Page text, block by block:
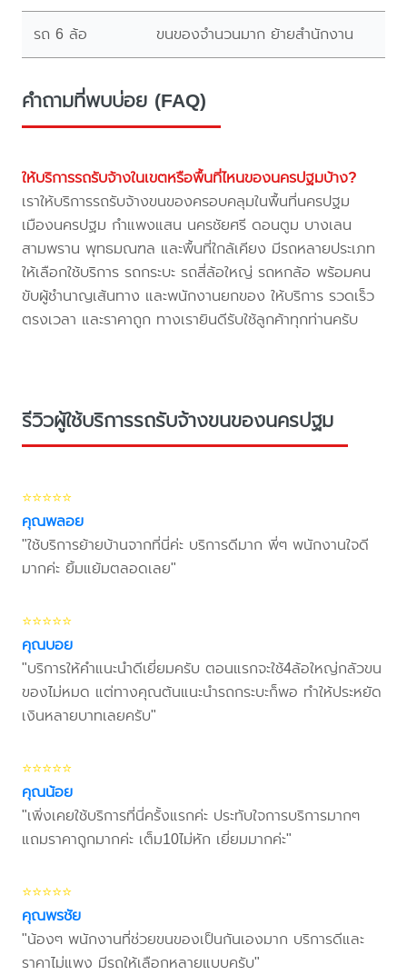
รถ 6 ล้อ ขนของจำนวนมาก ย้ายสำนักงาน
คำถามที่พบบ่อย (FAQ)
ให้บริการรถรับจ้างในเขตหรือพื้นที่ไหนของนครปฐมบ้าง?
เราให้บริการรถรับจ้างขนของครอบคลุมในพื้นที่นครปฐม
เมืองนครปฐม กำแพงแสน นครชัยศรี ดอนตูม บางเลน
สามพราน พุทธมณฑล และพื้นที่ใกล้เคียง มีรถหลายประเภท
ให้เลือกใช้บริการ รถกระบะ รถสี่ล้อใหญ่ รถหกล้อ พร้อมคน
ขับผู้ชำนาญเส้นทาง และพนักงานยกของ ให้บริการ รวดเร็ว
ตรงเวลา และราคาถูก ทางเรายินดีรับใช้ลูกค้าทุกท่านครับ
รีวิวผู้ใช้บริการรถรับจ้างขนของนครปฐม
⭐⭐⭐⭐⭐
คุณพลอย
"ใช้บริการย้ายบ้านจากที่นี่ค่ะ บริการดีมาก พี่ๆ พนักงานใจดี
มากค่ะ ยิ้มแย้มตลอดเลย"
⭐⭐⭐⭐⭐
คุณบอย
"บริการให้คำแนะนำดีเยี่ยมครับ ตอนแรกจะใช้4ล้อใหญ่กลัวขน
ของไม่หมด แต่ทางคุณต้นแนะนำรถกระบะก็พอ ทำให้ประหยัด
เงินหลายบาทเลยครับ"
⭐⭐⭐⭐⭐
คุณน้อย
"เพิ่งเคยใช้บริการที่นี่ครั้งแรกค่ะ ประทับใจการบริการมากๆ
แถมราคาถูกมากค่ะ เต็ม10ไม่หัก เยี่ยมมากค่ะ"
⭐⭐⭐⭐⭐
คุณพรชัย
"น้องๆ พนักงานที่ช่วยขนของเป็นกันเองมาก บริการดีและ
ราคาไม่แพง มีรถให้เลือกหลายแบบครับ"